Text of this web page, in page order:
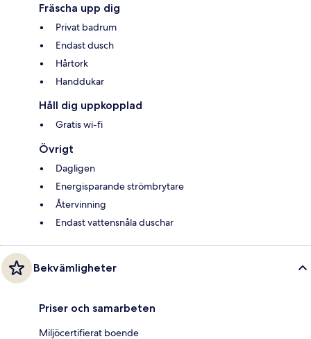
Fräscha upp dig
Privat badrum
Endast dusch
Hårtork
Handdukar
Håll dig uppkopplad
Gratis wi-fi
Övrigt
Dagligen
Energisparande strömbrytare
Återvinning
Endast vattensnåla duschar
Bekvämligheter
Priser och samarbeten
Miljöcertifierat boende